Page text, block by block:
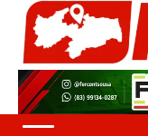
Skip
content